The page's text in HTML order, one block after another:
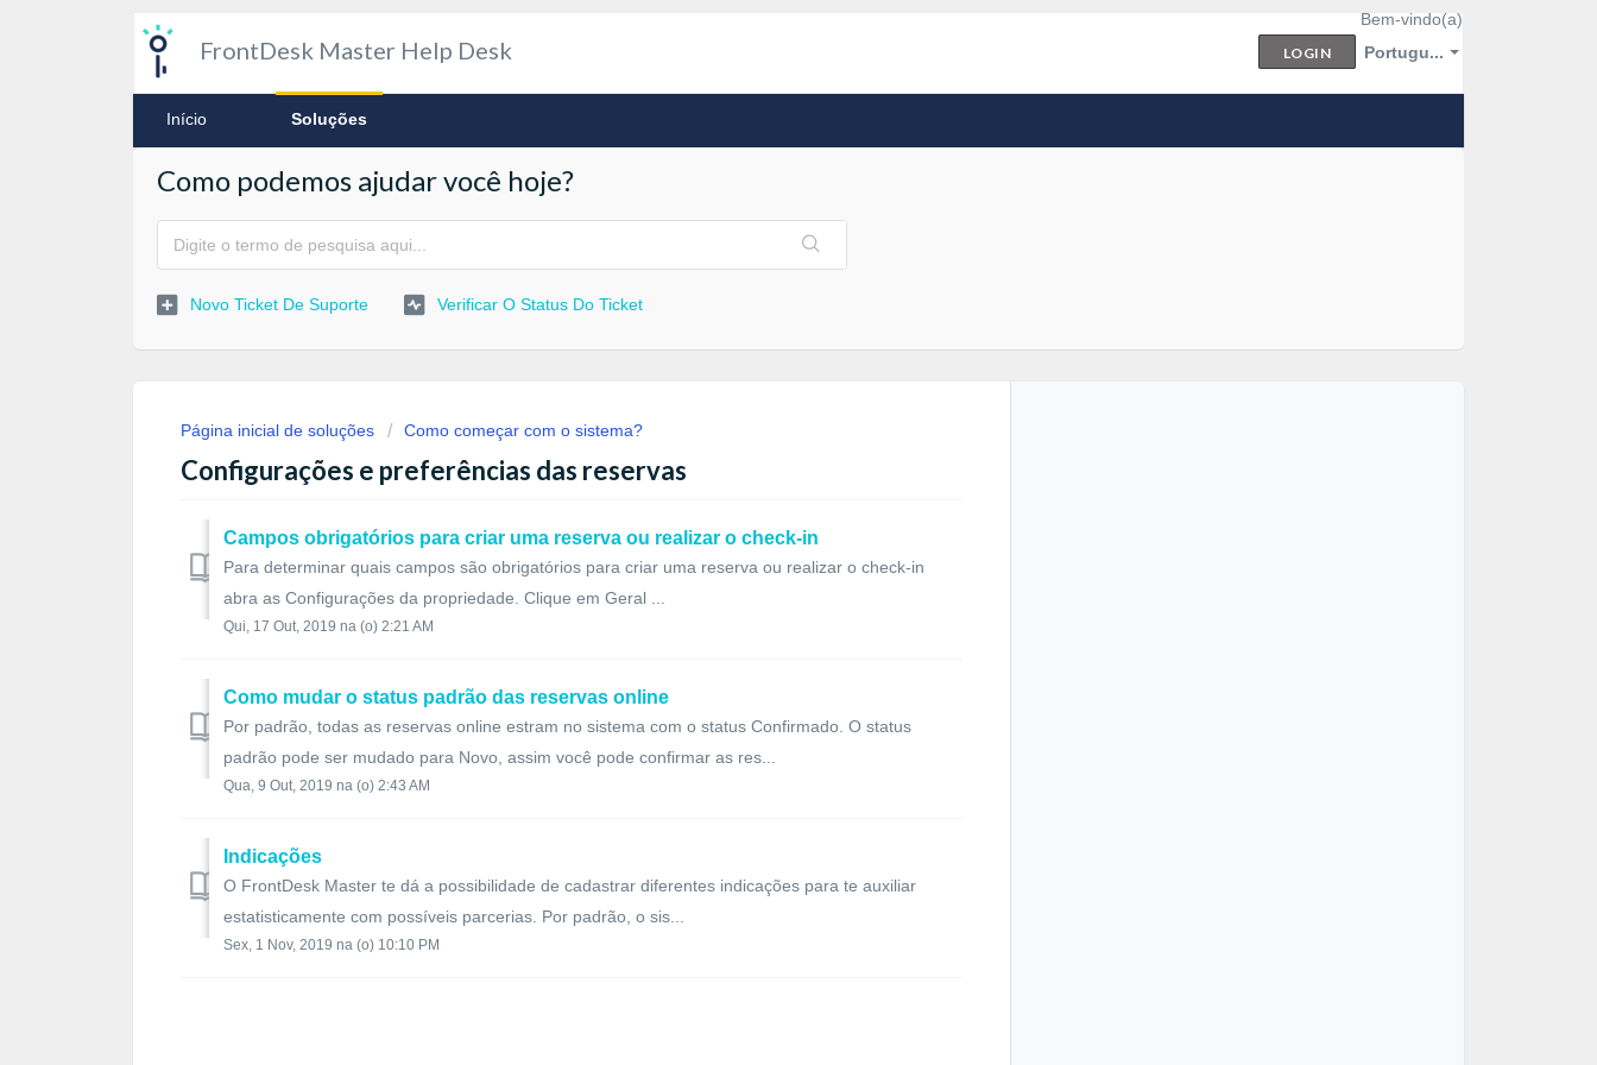
FrontDesk Master Help Desk Portugu...
Bem-vindo(a)
LOGIN
Início Soluções
Como podemos ajudar você hoje?
Novo Ticket De Suporte Verificar O Status Do Ticket
Página inicial de soluções Como começar com o sistema?
Configurações e preferências das reservas
Campos obrigatórios para criar uma reserva ou realizar o check-in
Para determinar quais campos são obrigatórios para criar uma reserva ou realizar o check-in
abra as Configurações da propriedade. Clique em Geral ...
Qui, 17 Out, 2019 na (o) 2:21 AM
Como mudar o status padrão das reservas online
Por padrão, todas as reservas online estram no sistema com o status Confirmado. O status
padrão pode ser mudado para Novo, assim você pode confirmar as res...
Qua, 9 Out, 2019 na (o) 2:43 AM
Indicações
O FrontDesk Master te dá a possibilidade de cadastrar diferentes indicações para te auxiliar
estatisticamente com possíveis parcerias. Por padrão, o sis...
Sex, 1 Nov, 2019 na (o) 10:10 PM